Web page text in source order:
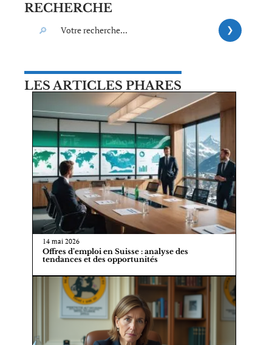
RECHERCHE
LES ARTICLES PHARES
14 mai 2026
Offres d’emploi en Suisse : analyse des
tendances et des opportunités